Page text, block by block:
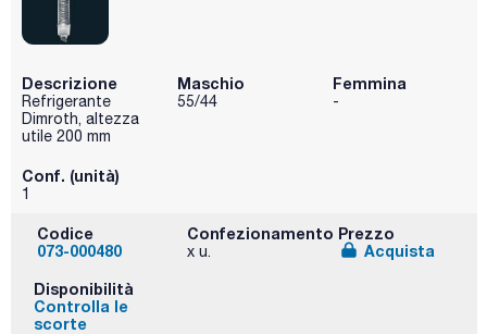
Descrizione
Refrigerante
Dimroth, altezza
utile 200 mm
Maschio
55/44
Femmina
-
Conf. (unità)
1
Codice
073-000480
Confezionamento
x u.
Prezzo
Acquista
Disponibilità
Controlla le
scorte